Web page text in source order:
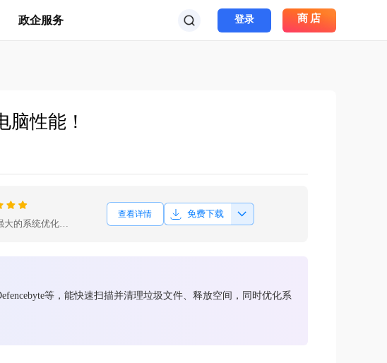
政企服务 登录 商店
性能！
C盘瘦身清理、微信QQ清理、电脑一键优化加速、浏览器缓存清理，大文件搬家，一款轻量而强大的系统优化工具，轻松解决C盘爆红问题
查看详情 免费下载
等，能快速扫描并清理垃圾文件、释放空间，同时优化系